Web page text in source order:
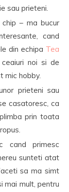
sau prieteni.
– ma bucur
cand
din echipa Tea
noi si de
mic hobby.
prieteni sau
casatoresc, ca
prin toata
cand primesc
sunteti atat
sa ma simt
mai mult, pentru